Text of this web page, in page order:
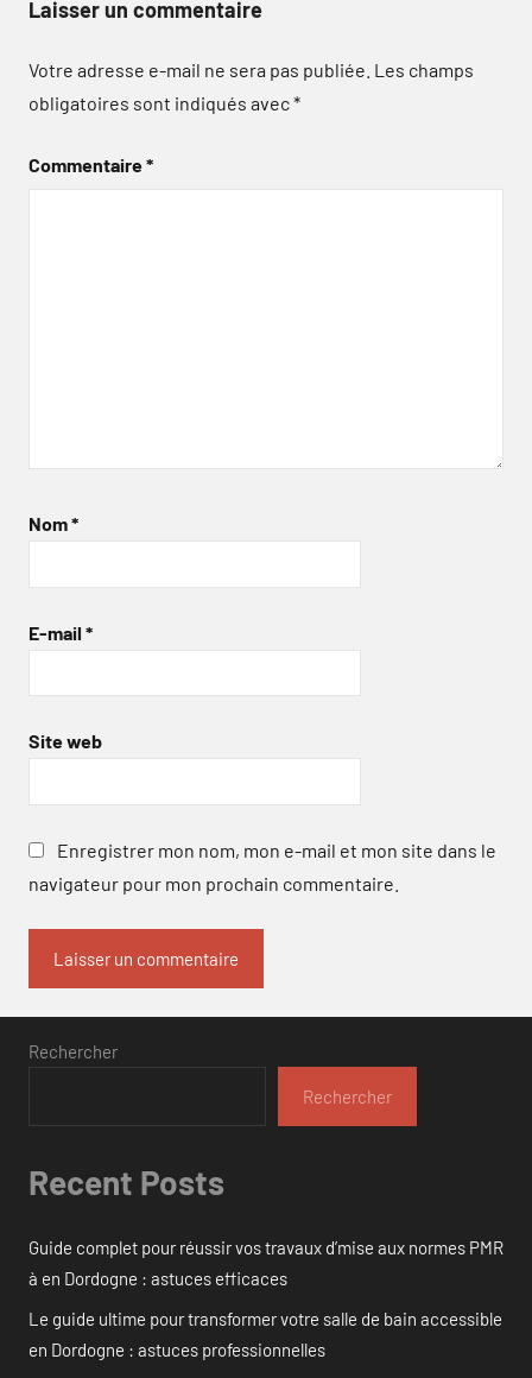
Laisser un commentaire
Votre adresse e-mail ne sera pas publiée. Les champs
obligatoires sont indiqués avec*
Commentaire*
Nom*
E-mail *
Site web
Enregistrer mon nom, mon e-mail et mon site dans le
navigateur pour mon prochain commentaire.
Rechercher
Rechercher
Recent Posts
Guide complet pour réussir vos travaux d’mise aux normes PMR
à en Dordogne : astuces efficaces
Le guide ultime pour transformer votre salle de bain accessible
en Dordogne : astuces professionnelles